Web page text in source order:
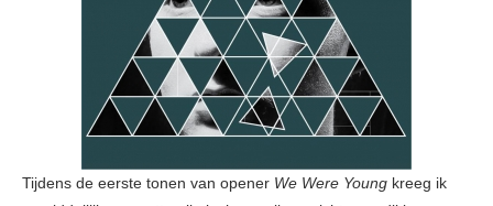
Tijdens de eerste tonen van opener We Were Young kreeg ik